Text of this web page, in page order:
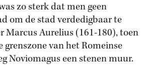
zo sterk dat men geen
om de stad verdedigbaar te
Marcus Aurelius (161-180), toen
grenszone van het Romeinse
Noviomagus een stenen muur.